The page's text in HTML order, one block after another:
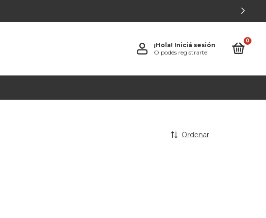
¡Hola! Iniciá sesión
O podés registrarte
0
Ordenar